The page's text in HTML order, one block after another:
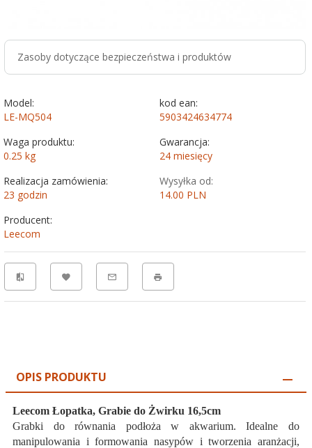
Zasoby dotyczące bezpieczeństwa i produktów
Model:
LE-MQ504
kod ean:
5903424634774
Waga produktu:
0.25 kg
Gwarancja:
24 miesięcy
Realizacja zamówienia:
23 godzin
Wysyłka od:
14.00 PLN
Producent:
Leecom
OPIS PRODUKTU
Leecom Łopatka, Grabie do Żwirku 16,5cm
Grabki do równania podłoża w akwarium. Idealne do
manipulowania i formowania nasypów i tworzenia aranżacji,